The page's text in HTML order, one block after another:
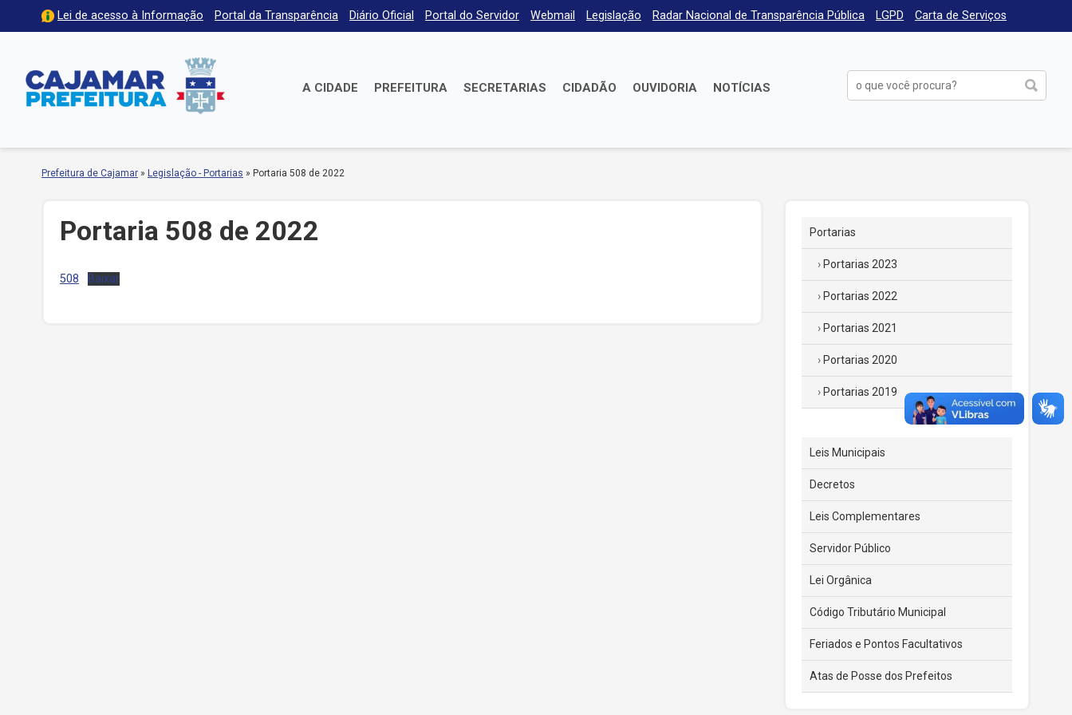
Lei de acesso à Informação Portal da Transparência Diário Oficial Portal do Servidor Webmail Legislação Radar Nacional de Transparência Pública LGPD Carta de Serviços
A CIDADE PREFEITURA SECRETARIAS CIDADÃO OUVIDORIA NOTÍCIAS
Prefeitura de Cajamar » Legislação - Portarias » Portaria 508 de 2022
Portaria 508 de 2022
508 Baixar
Portarias
Portarias 2023
Portarias 2022
Portarias 2021
Portarias 2020
Portarias 2019
Leis Municipais
Decretos
Leis Complementares
Servidor Público
Lei Orgânica
Código Tributário Municipal
Feriados e Pontos Facultativos
Atas de Posse dos Prefeitos